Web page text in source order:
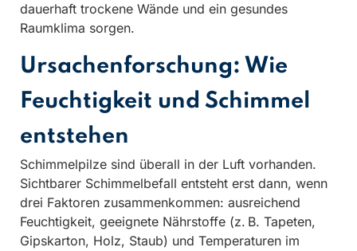
dauerhaft trockene Wände und ein gesundes
Raumklima sorgen.
Ursachenforschung: Wie
Feuchtigkeit und Schimmel
entstehen
Schimmelpilze sind überall in der Luft vorhanden.
Sichtbarer Schimmelbefall entsteht erst dann, wenn
drei Faktoren zusammenkommen: ausreichend
Feuchtigkeit, geeignete Nährstoffe (z. B. Tapeten,
Gipskarton, Holz, Staub) und Temperaturen im